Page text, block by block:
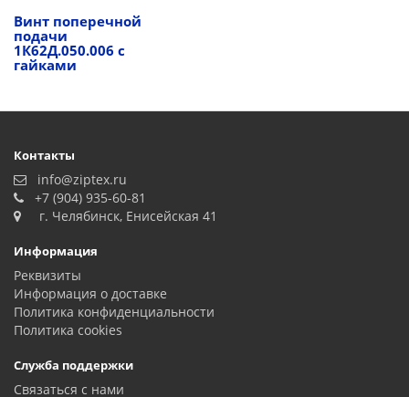
Винт поперечной
подачи
1К62Д.050.006 с
гайками
Контакты
info@ziptex.ru
+7 (904) 935-60-81
г. Челябинск, Енисейская 41
Информация
Реквизиты
Информация о доставке
Политика конфиденциальности
Политика сookies
Служба поддержки
Связаться с нами